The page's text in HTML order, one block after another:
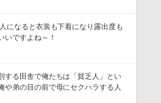
になると衣装も下着になり露出度も
いですよね～！
する田舎で俺たちは「貧乏人」とい
や弟の目の前で母にセクハラする人